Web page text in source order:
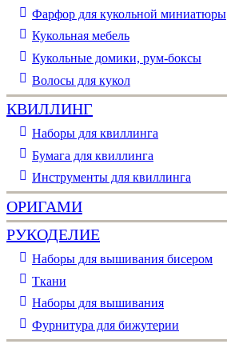
Фарфор для кукольной миниатюры
Кукольная мебель
Кукольные домики, рум-боксы
Волосы для кукол
КВИЛЛИНГ
Наборы для квиллинга
Бумага для квиллинга
Инструменты для квиллинга
ОРИГАМИ
РУКОДЕЛИЕ
Наборы для вышивания бисером
Ткани
Наборы для вышивания
Фурнитура для бижутерии